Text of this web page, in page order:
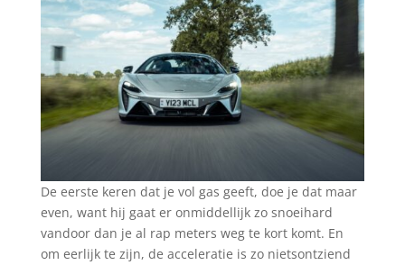
De eerste keren dat je vol gas geeft, doe je dat maar
even, want hij gaat er onmiddellijk zo snoeihard
vandoor dan je al rap meters weg te kort komt. En
om eerlijk te zijn, de acceleratie is zo nietsontziend